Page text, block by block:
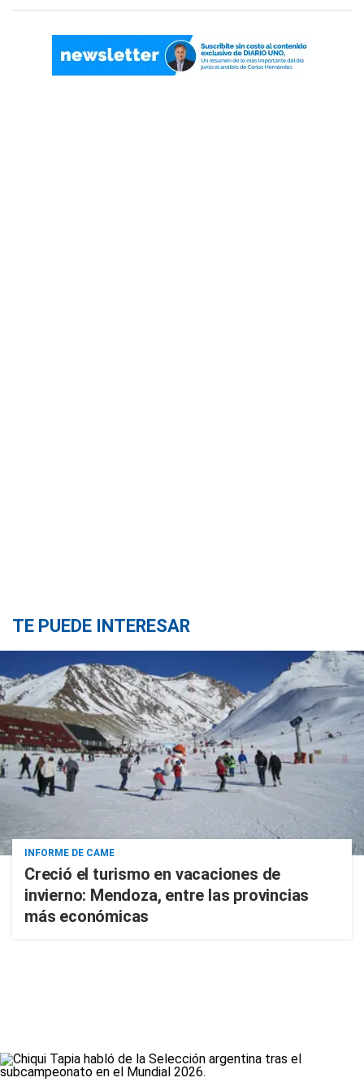
TE PUEDE INTERESAR
INFORME DE CAME
Creció el turismo en vacaciones de
invierno: Mendoza, entre las provincias
más económicas